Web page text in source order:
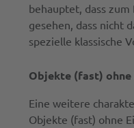
behauptet, dass
gesehen, dass nicht
spezielle klassische
Objekte (fast)
Eine weitere
Objekte (fast) ohne